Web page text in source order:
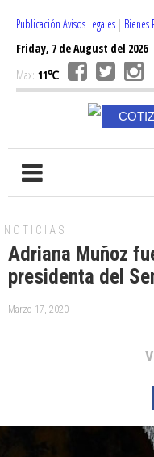
Publicación Avisos Legales | Bienes
Friday, 7 de August del 2026
Max: 11℃
NOTICIAS
Adriana Muñoz
presidenta del
Marzo 17, 2020